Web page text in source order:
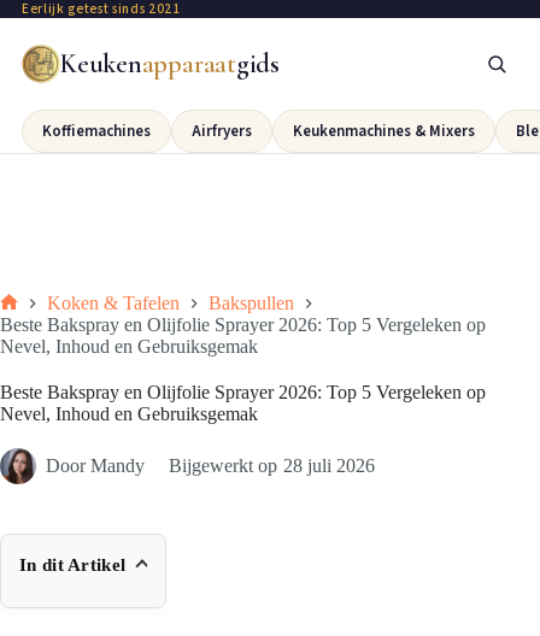
Eerlijk getest sinds 2021
Keukenapparaatgids
Koffiemachines Airfryers Keukenmachines & Mixers
Koken & Tafelen
Bakspullen
Beste Bakspray en Olijfolie Sprayer 2026: Top 5 Vergeleken op
Nevel, Inhoud en Gebruiksgemak
Beste Bakspray en Olijfolie Sprayer 2026: Top 5 Vergeleken op
Nevel, Inhoud en Gebruiksgemak
Door Mandy Bijgewerkt op 28 juli 2026
In dit Artikel